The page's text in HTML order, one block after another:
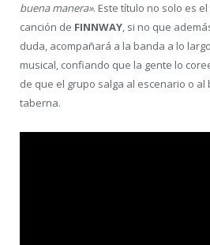
buena manera». Este título no solo es
canción de FINNWAY, si no que
duda, acompañará a la banda a lo
musical, confiando que la gente lo
de que el grupo salga al escenario o
taberna.